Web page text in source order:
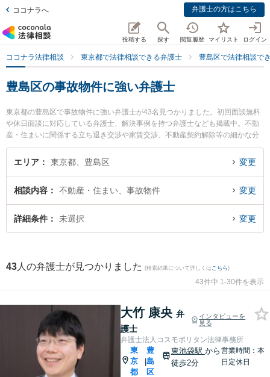
ココナラへ 弁護士の方はこちら
投稿する 探す 閲覧履歴 マイリスト ログイン
ココナラ法律相談 東京都で法律相談できる弁護士 豊島区で法律相談で
豊島区の事故物件に強い弁護士
東京都の豊島区で事故物件に強い弁護士が43名見つかりました。初回面談無料
や休日面談に対応している弁護士、解決事例を持つ弁護士なども掲載中。不動
産・住まいに関係する立ち退き交渉や家賃交渉、不動産契約解除等の細かな分
野での絞り込み検索もでき便利です。特に弁護士法人コスモポリタン法律事務
所の大竹 康央弁護士や弁護士法人コスモポリタン法律事務所の杉本 拓也弁護
ラブルを今すぐに弁護士に相談したい』『事故物件のトラブル解決の実績豊富
な近くの弁護士を検索したい』『初回相談無料で事故物件を法律相談できる豊
島区内の弁護士に相談予約したい』などでお困りの相談者さんにおすすめで
エリア 東京都、豊島区 変更
相談内容 不動産・住まい、事故物件 変更
詳細条件 未選択 変更
43 人の弁護士が見つかりました (検索結果について詳しくは こちら)
43件中 1-30件を表示
大竹 康央 弁
護士
インタビューを
見る
弁護士法人コスモポリタン法律事務所
東
京
都
|
豊
島
区
東池袋駅 から
徒歩2分
営業時間：本
日定休日